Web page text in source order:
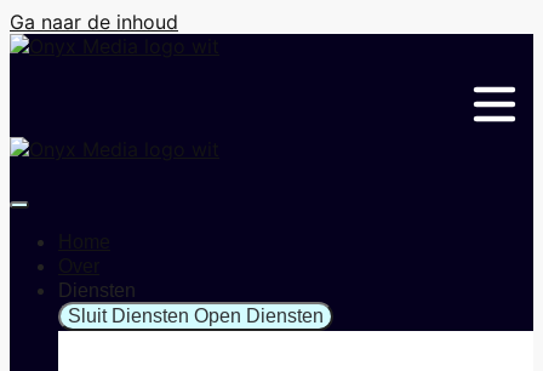
Ga naar de inhoud
Diensten
Sluit Diensten Open Diensten